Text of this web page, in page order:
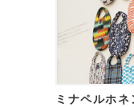
ミナペルホ